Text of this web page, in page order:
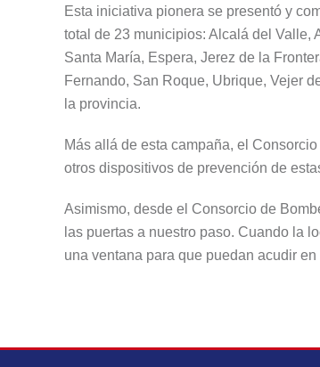
Esta iniciativa pionera se presentó y
total de 23 municipios: Alcalá del Valle,
Santa María, Espera, Jerez de la
Fernando, San Roque, Ubrique, Vejer
la provincia.
Más allá de esta campaña, el
otros dispositivos de prevención de
Asimismo, desde el Consorcio de
las puertas a nuestro paso. Cuando la
una ventana para que puedan acudir